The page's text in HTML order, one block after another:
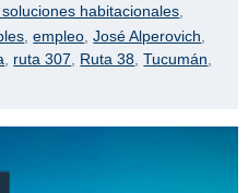
habitacionales
,empleo ,José Alperovich
ruta 307 Ruta 38 ,Tucumán